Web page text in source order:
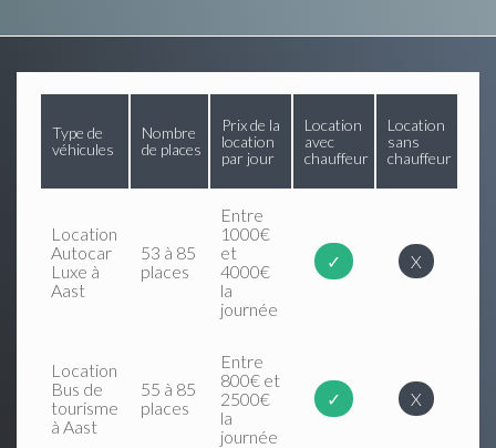
Type de
véhicules
Nombre
de places
Prix de la
location
par jour
Location
avec
chauffeur
Location
sans
chauffeur
Location
Autocar
Luxe à
Aast
53 à 85
places
Entre
1000€
et
4000€
la
journée
✓ X
Location
Bus de
tourisme
à Aast
55 à 85
places
Entre
800€ et
2500€
la
journée
✓ X